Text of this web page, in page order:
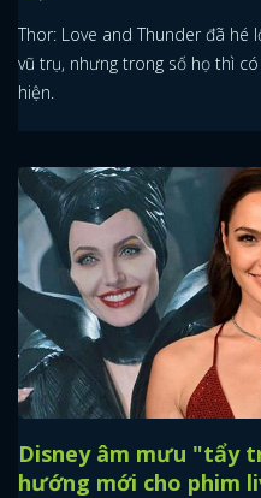
Thor: Love and Thunder đã
vũ trụ, nhưng trong số họ thì
hiện.
Disney âm mưu "tẩy
hướng mới cho phim